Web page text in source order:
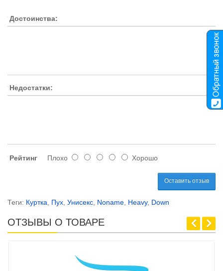
Достоинства:
Недостатки:
Рейтинг Плохо Хорошо
Оставить отзыв
Теги: Куртка Пух Унисекс Noname Heavy, Down
ОТЗЫВЫ О ТОВАРЕ